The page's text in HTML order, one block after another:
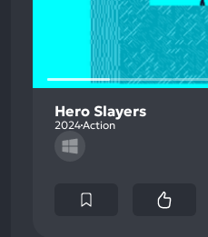
Hero Slayers
2024Action